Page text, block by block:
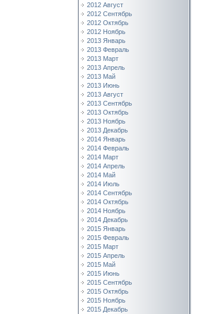
2012 Август
2012 Сентябрь
2012 Октябрь
2012 Ноябрь
2013 Январь
2013 Февраль
2013 Март
2013 Апрель
2013 Май
2013 Июнь
2013 Август
2013 Сентябрь
2013 Октябрь
2013 Ноябрь
2013 Декабрь
2014 Январь
2014 Февраль
2014 Март
2014 Апрель
2014 Май
2014 Июль
2014 Сентябрь
2014 Октябрь
2014 Ноябрь
2014 Декабрь
2015 Январь
2015 Февраль
2015 Март
2015 Апрель
2015 Май
2015 Июнь
2015 Сентябрь
2015 Октябрь
2015 Ноябрь
2015 Декабрь